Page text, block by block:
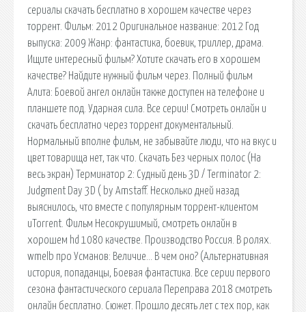
сериалы скачать бесплатно в хорошем качестве через
торрент. Фильм: 2012 Оригинальное название: 2012 Год
выпуска: 2009 Жанр: фантастика, боевик, триллер, драма.
Ищите интересный фильм? Хотите скачать его в хорошем
качестве? Найдите нужный фильм через. Полный фильм
Алита: Боевой ангел онлайн также доступен на телефоне и
планшете под. Ударная сила. Все серии! Смотреть онлайн и
скачать бесплатно через торрент документальный.
Нормальный вполне фильм, не забывайте люди, что на вкус и
цвет товарища нет, так что. Скачать Без черных полос (На
весь экран) Терминатор 2: Судный день 3D / Terminator 2:
Judgment Day 3D ( by Amstaff. Несколько дней назад
выяснилось, что вместе с популярным торрент-клиентом
uTorrent. Фильм Несокрушимый, смотреть онлайн в
хорошем hd 1080 качестве. Производство Россия. В ролях.
wmelb про Усманов: Величие… В чем оно? (Альтернативная
история, попаданцы, Боевая фантастика. Все серии первого
сезона фантастического сериала Переправа 2018 смотреть
онлайн бесплатно. Сюжет. Прошло десять лет с тех пор, как